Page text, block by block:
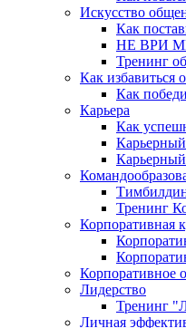
Искусство
Как
НЕ ВРИ
Тренинг
Как избавиться
Как
Карьера
Как
Карьерный
Тренинг
Корпоративная
Корпоративное
Лидерство
Тренинг
Личная